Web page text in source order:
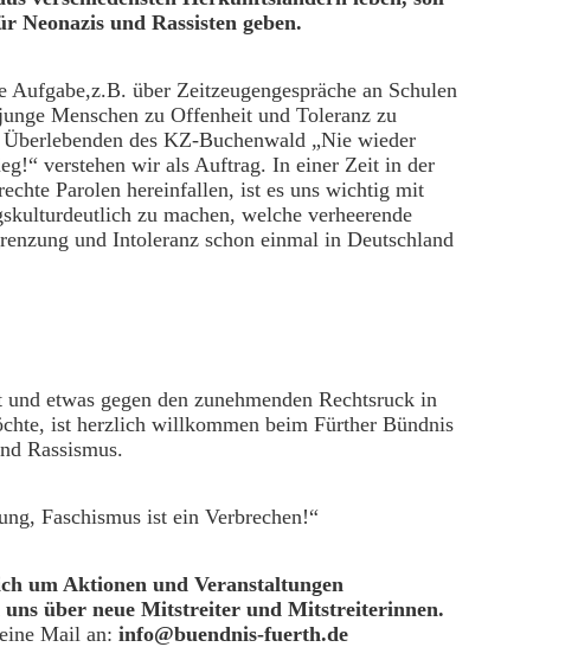
Neonazis und Rassisten geben.
Aufgabe,z.B. über Zeitzeugengespräche an Schulen
Menschen zu Offenheit und Toleranz zu
des KZ-Buchenwald „Nie wieder
verstehen wir als Auftrag. In einer Zeit in der
Parolen hereinfallen, ist es uns wichtig mit
zu machen, welche verheerende
und Intoleranz schon einmal in Deutschland
etwas gegen den zunehmenden Rechtsruck in
ist herzlich willkommen beim Fürther Bündnis
Rassismus.
Faschismus ist ein Verbrechen!“
um Aktionen und Veranstaltungen
über neue Mitstreiter und Mitstreiterinnen.
Mail an:info@buendnis-fuerth.de